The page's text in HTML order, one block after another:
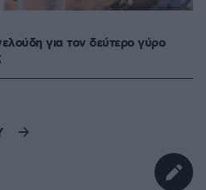
για τον δεύτερο γύρο